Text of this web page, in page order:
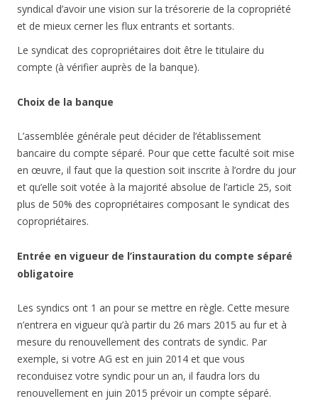
syndical d’avoir une vision sur la trésorerie de la copropriété
et de mieux cerner les flux entrants et sortants.
Le syndicat des copropriétaires doit être le titulaire du
compte (à vérifier auprès de la banque).
Choix de la banque
L’assemblée générale peut décider de l’établissement
bancaire du compte séparé. Pour que cette faculté soit mise
en œuvre, il faut que la question soit inscrite à l’ordre du jour
et qu’elle soit votée à la majorité absolue de l’article 25, soit
plus de 50% des copropriétaires composant le syndicat des
copropriétaires.
Entrée en vigueur de l’instauration du compte séparé
obligatoire
Les syndics ont 1 an pour se mettre en règle. Cette mesure
n’entrera en vigueur qu’à partir du 26 mars 2015 au fur et à
mesure du renouvellement des contrats de syndic. Par
exemple, si votre AG est en juin 2014 et que vous
reconduisez votre syndic pour un an, il faudra lors du
renouvellement en juin 2015 prévoir un compte séparé.